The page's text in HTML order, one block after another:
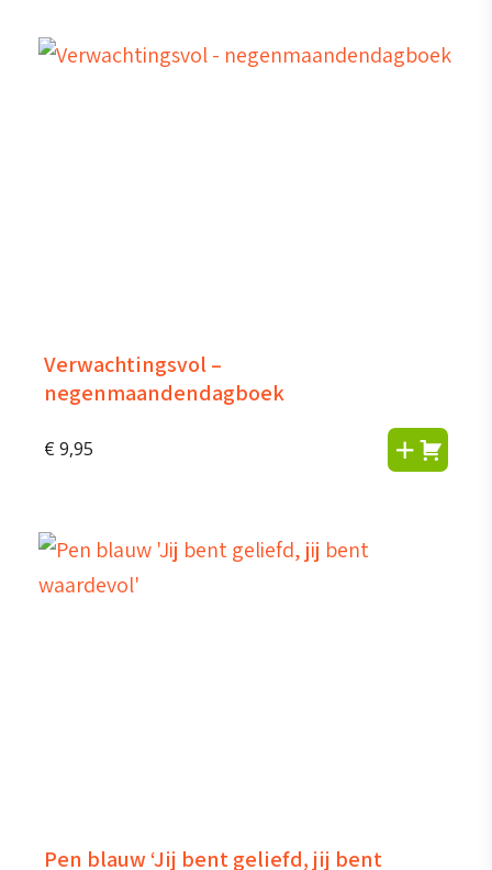
Verwachtingsvol –
negenmaandendagboek
€ 9,95
Pen blauw ‘Jij bent geliefd, jij bent